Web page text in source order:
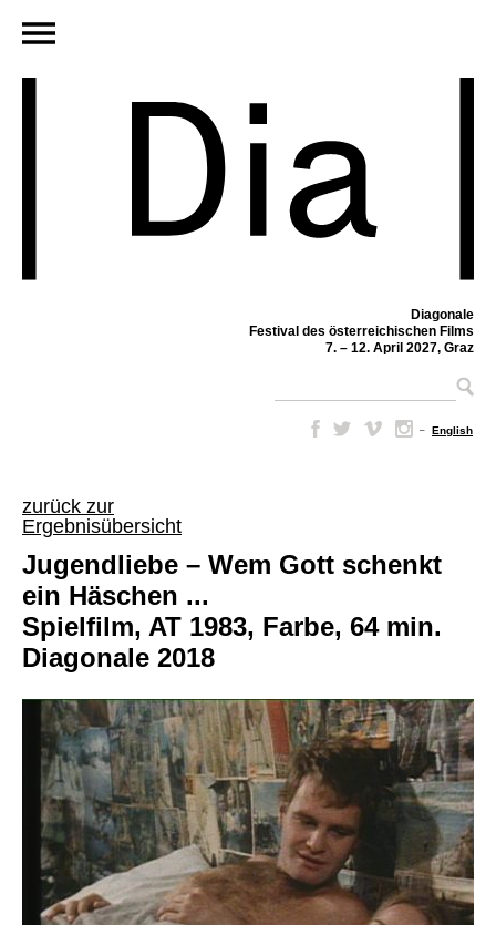
Diagonale
Festival des österreichischen Films
7. – 12. April 2027, Graz
– English
zurück zur
Ergebnisübersicht
Jugendliebe – Wem Gott schenkt
ein Häschen ...
Spielfilm, AT 1983, Farbe, 64 min.
Diagonale 2018